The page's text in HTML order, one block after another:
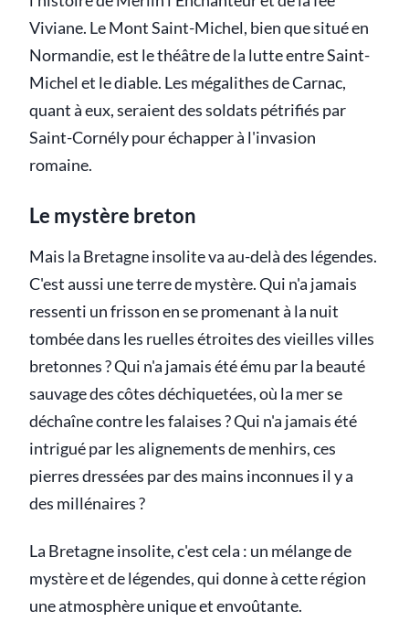
Viviane. Le Mont Saint-Michel, bien que situé en
Normandie, est le théâtre de la lutte entre Saint-
Michel et le diable. Les mégalithes de Carnac,
quant à eux, seraient des soldats pétrifiés par
Saint-Cornély pour échapper à l'invasion
romaine.
Le mystère breton
Mais la Bretagne insolite va au-delà des légendes.
C'est aussi une terre de mystère. Qui n'a jamais
ressenti un frisson en se promenant à la nuit
tombée dans les ruelles étroites des vieilles villes
bretonnes ? Qui n'a jamais été ému par la beauté
sauvage des côtes déchiquetées, où la mer se
déchaîne contre les falaises ? Qui n'a jamais été
intrigué par les alignements de menhirs, ces
pierres dressées par des mains inconnues il y a
des millénaires ?
La Bretagne insolite, c'est cela : un mélange de
mystère et de légendes, qui donne à cette région
une atmosphère unique et envoûtante.